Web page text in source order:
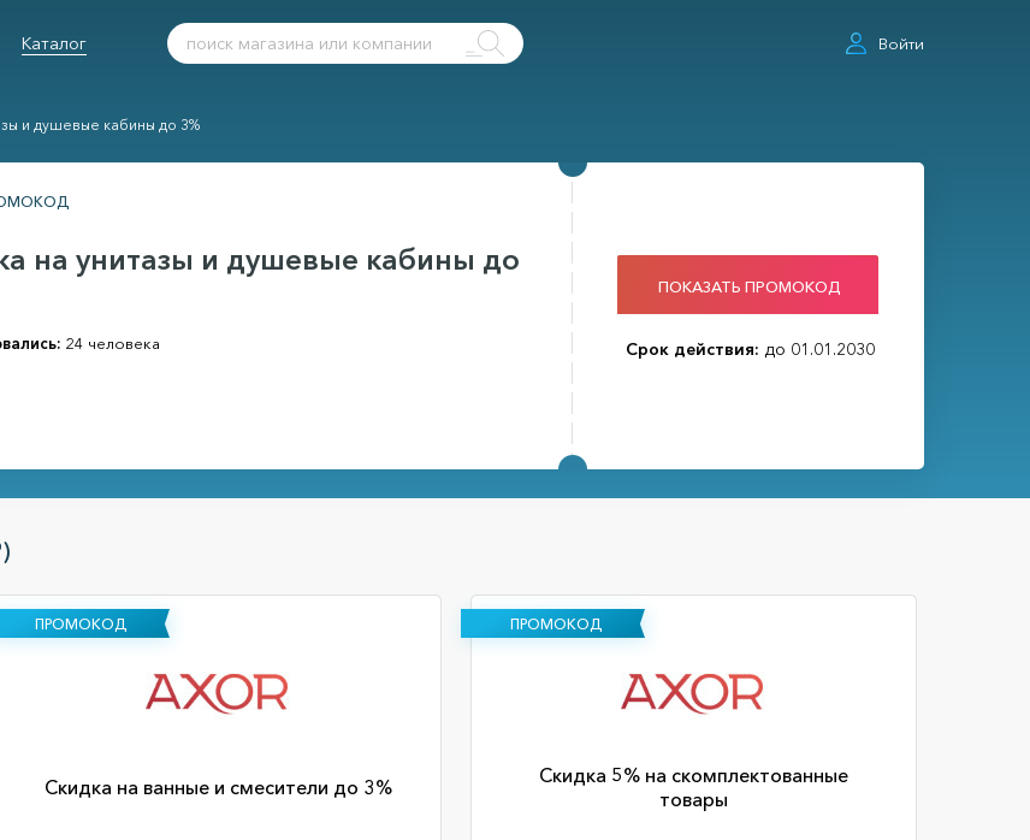
Каталог Войти
и душевые кабины до 3%
на унитазы и душевые кабины до
24 человека
ПОКАЗАТЬ ПРОМОКОД
Срок действия: до 01.01.2030
ПРОМОКОД
Скидка на ванные и смесители до 3%
ПРОМОКОД
Скидка 5% на скомплектованные
товары